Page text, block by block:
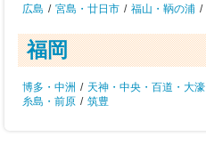
広島 / 宮島・廿日市 / 福山・鞆の浦 /
福岡
博多・中洲 / 天神・中央・百道・大濠
糸島・前原 / 筑豊